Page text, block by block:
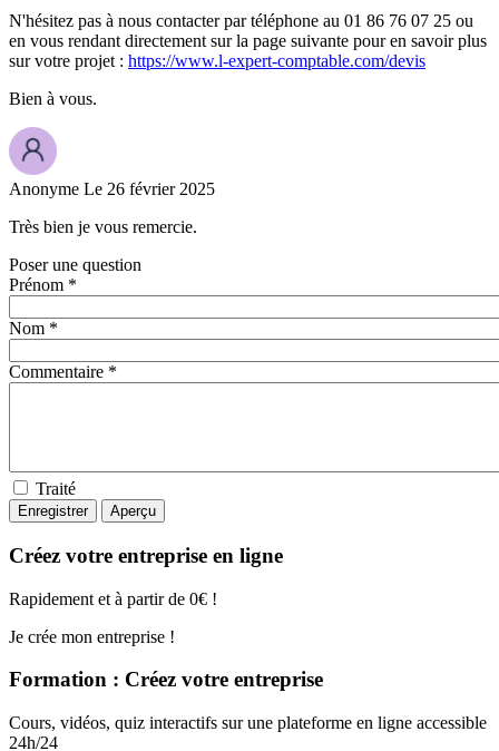
N'hésitez pas à nous contacter par téléphone au 01 86 76 07 25 ou
en vous rendant directement sur la page suivante pour en savoir plus
sur votre projet : https://www.l-expert-comptable.com/devis
Bien à vous.
Anonyme Le 26 février 2025
Très bien je vous remercie.
Poser une question
Prénom *
Nom *
Commentaire *
Traité
Créez votre entreprise en ligne
Rapidement et à partir de 0€ !
Je crée mon entreprise !
Formation : Créez votre entreprise
Cours, vidéos, quiz interactifs sur une plateforme en ligne accessible
24h/24